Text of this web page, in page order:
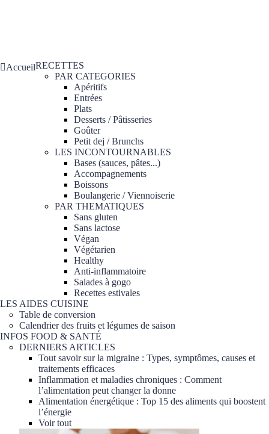
AccueilRECETTES
PAR CATEGORIES
Apéritifs
Entrées
Plats
Desserts / Pâtisseries
Goûter
Petit dej / Brunchs
LES INCONTOURNABLES
Bases (sauces, pâtes...)
Accompagnements
Boissons
Boulangerie / Viennoiserie
PAR THEMATIQUES
Sans gluten
Sans lactose
Végan
Végétarien
Healthy
Anti-inflammatoire
Salades à gogo
Recettes estivales
LES AIDES CUISINE
Table de conversion
Calendrier des fruits et légumes de saison
INFOS FOOD & SANTÉ
DERNIERS ARTICLES
Tout savoir sur la migraine : Types, symptômes, causes et
traitements efficaces
Inflammation et maladies chroniques : Comment
l’alimentation peut changer la donne
Alimentation énergétique : Top 15 des aliments qui boostent
l’énergie
Voir tout